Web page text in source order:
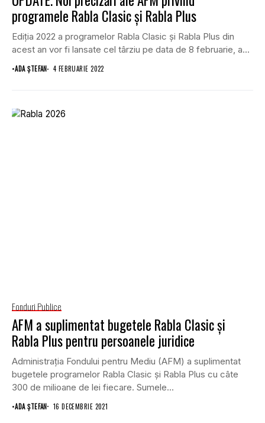
programele Rabla Clasic și Rabla Plus
Ediția 2022 a programelor Rabla Clasic şi Rabla Plus din
acest an vor fi lansate cel târziu pe data de 8 februarie, a...
•ADA ȘTEFAN 4 FEBRUARIE 2022
Fonduri Publice
AFM a suplimentat bugetele Rabla Clasic şi
Rabla Plus pentru persoanele juridice
Administraţia Fondului pentru Mediu (AFM) a suplimentat
bugetele programelor Rabla Clasic şi Rabla Plus cu câte
300 de milioane de lei fiecare. Sumele...
•ADA ȘTEFAN 16 DECEMBRIE 2021